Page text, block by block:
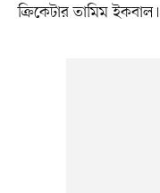
ক্রিকেটার তামিম ইকবাল।